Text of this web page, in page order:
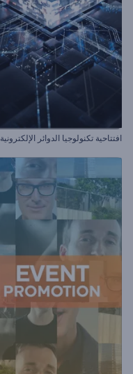
افتتاحية تكنولوجيا الدوائر الإلكترونية